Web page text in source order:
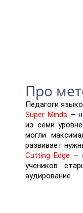
Про
Педагоги
Super Minds –
из семи
могли
развивает
Cutting Edge –
учеников
аудирование.